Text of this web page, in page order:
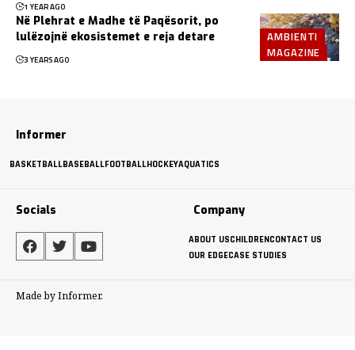
1 YEAR AGO
AMBIENTI
MAGAZINE
Në Plehrat e Madhe të Paqësorit, po
lulëzojnë ekosistemet e reja detare
3 YEARS AGO
Informer
BASKETBALLBASEBALLFOOTBALLHOCKEYAQUATICS
Socials Company
ABOUT USCHILDRENCONTACT US
OUR EDGECASE STUDIES
Made by Informer.